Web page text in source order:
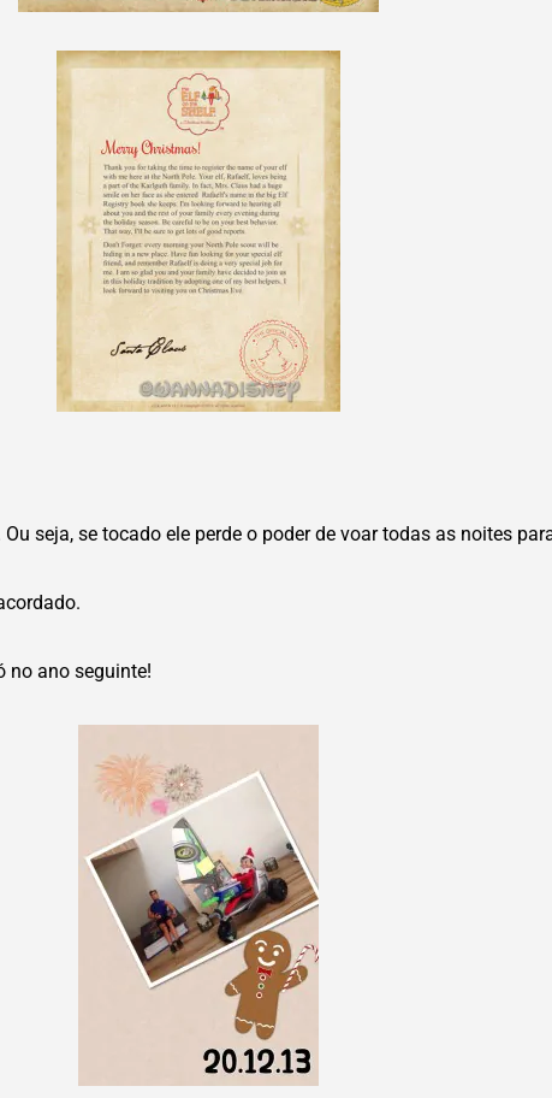
seja, se tocado ele perde o poder de voar todas as noites
no ano seguinte!